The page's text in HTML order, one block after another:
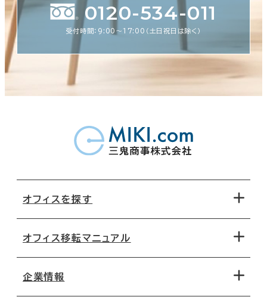
0120-534-011
受付時間：9:00〜17:00（土日祝日は除く）
オフィスを探す
地図から探す
路線・駅から探す
オフィス移転マニュアル
企業情報